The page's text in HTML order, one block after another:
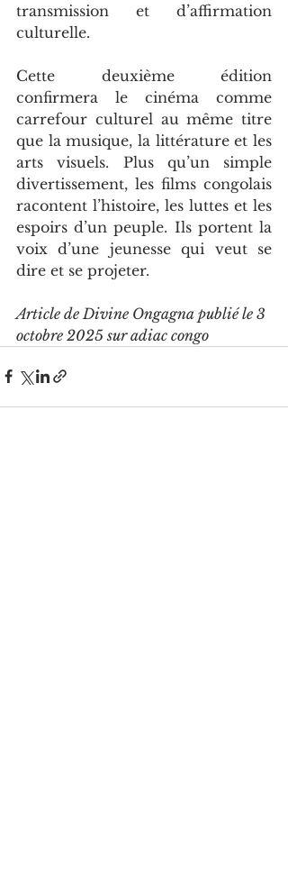
transmission et d’affirmation
culturelle.
Cette deuxième édition
confirmera le cinéma comme
carrefour culturel au même titre
que la musique, la littérature et les
arts visuels. Plus qu’un simple
divertissement, les films congolais
racontent l’histoire, les luttes et les
espoirs d’un peuple. Ils portent la
voix d’une jeunesse qui veut se
dire et se projeter.
Article de Divine Ongagna publié le 3
octobre 2025 sur adiac congo